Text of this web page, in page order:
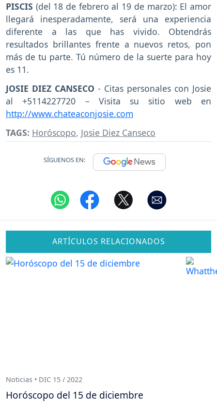
PISCIS (del 18 de febrero al 19 de marzo): El amor
llegará inesperadamente, será una experiencia
diferente a las que has vivido. Obtendrás
resultados brillantes frente a nuevos retos, pon
más de tu parte. Tú número de la suerte para hoy
es 11.
JOSIE DIEZ CANSECO - Citas personales con Josie
al +5114227720 – Visita su sitio web en
http://www.chateaconjosie.com
TAGS: Horóscopo, Josie Diez Canseco
SÍGUENOS EN:
ARTÍCULOS RELACIONADOS
Noticias • DIC 15 / 2022
Horóscopo del 15 de diciembre